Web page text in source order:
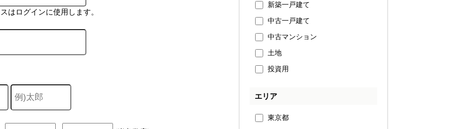
はログインに使用します。
新築一戸建て
中古一戸建て
中古マンション
土地
投資用
エリア
東京都